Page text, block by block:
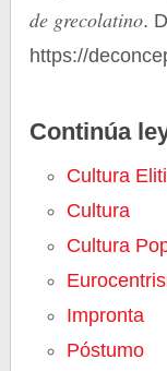
de grecolatino.
https://
Continúa
Cultura
Cultura
Cultura
Impronta
Póstumo